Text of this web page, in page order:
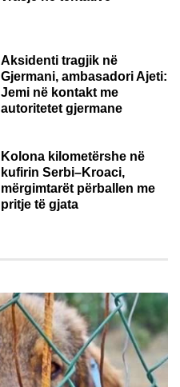
Aksidenti tragjik në
Gjermani, ambasadori Ajeti:
Jemi në kontakt me
autoritetet gjermane
Kolona kilometërshe në
kufirin Serbi–Kroaci,
mërgimtarët përballen me
pritje të gjata